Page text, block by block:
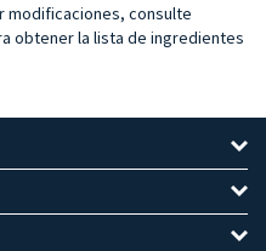
modificaciones, consulte
obtener la lista de ingredientes